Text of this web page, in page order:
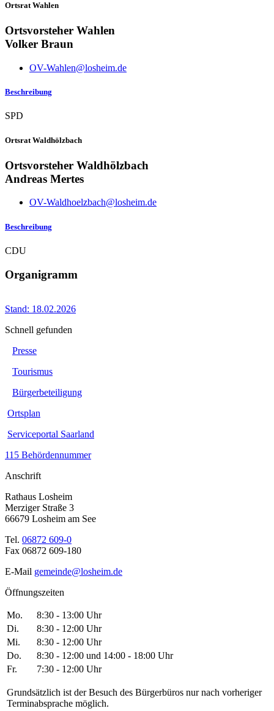
Ortsrat Wahlen
Ortsvorsteher Wahlen
Volker Braun
OV-Wahlen@losheim.de
Beschreibung
SPD
Ortsrat Waldhölzbach
Ortsvorsteher Waldhölzbach
Andreas Mertes
OV-Waldhoelzbach@losheim.de
Beschreibung
CDU
Organigramm
Stand: 18.02.2026
Schnell gefunden
Presse
Tourismus
Bürgerbeteiligung
Ortsplan
Serviceportal Saarland
115 Behördennummer
Anschrift
Rathaus Losheim
Merziger Straße 3
66679 Losheim am See
Tel. 06872 609-0
Fax 06872 609-180
E-Mail gemeinde@losheim.de
Öffnungszeiten
Mo.
8:30 - 13:00 Uhr
Di.
8:30 - 12:00 Uhr
Mi.
8:30 - 12:00 Uhr
Do.
8:30 - 12:00 und 14:00 - 18:00 Uhr
Fr.
7:30 - 12:00 Uhr
Grundsätzlich ist der Besuch des Bürgerbüros nur nach vorheriger
Terminabsprache möglich.